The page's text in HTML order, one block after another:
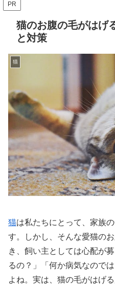
PR
猫のお腹の毛がはげ
と対策
猫
猫は私たちにとって、家族
す。しかし、そんな愛猫の
き、飼い主としては心配が
るの？」「何か病気なので
よね。実は、猫の毛がはげ